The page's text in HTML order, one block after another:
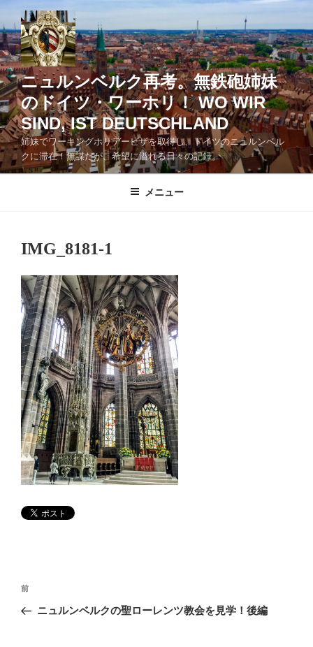
コ
ン
テ
ン
ツ
へ
ス
キ
ッ
プ
ニュルンベルク再考。無鉄砲姉妹
のドイツ・ワーホリ！ WO WIR
SIND, IST DEUTSCHLAND
姉妹でワーキングホリデービザを取得し、ドイツのニュルンベル
クに滞在！無謀だが、希望に溢れる日々の記録。
メニュー
IMG_8181-1
投
ナ
前
の
前
ニュルンベルクの聖ローレンツ教会を見学！後編